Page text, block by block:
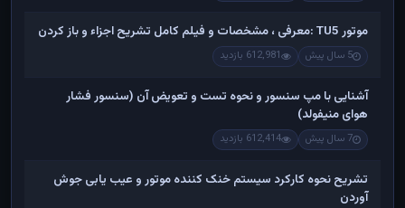
موتور TU5 :معرفی ، مشخصات و فیلم کامل تشریح اجزاء و باز کردن
5 سال پیش 612,981 بازدید
آشنایی با مپ سنسور و نحوه تست و تعویض آن (سنسور فشار
هوای منیفولد)
7 سال پیش 612,414 بازدید
تشریح نحوه کارکرد سیستم خنک کننده موتور و عیب یابی جوش
آوردن